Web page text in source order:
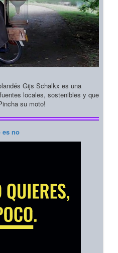
Gijs Schalkx es una
locales, sostenibles y que
su moto!
es no